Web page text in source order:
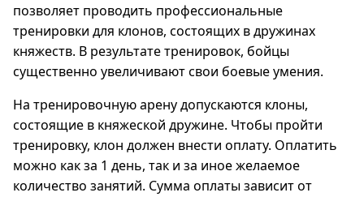
позволяет проводить профессиональные
тренировки для клонов, состоящих в дружинах
княжеств. В результате тренировок, бойцы
существенно увеличивают свои боевые умения.
На тренировочную арену допускаются клоны,
состоящие в княжеской дружине. Чтобы пройти
тренировку, клон должен внести оплату. Оплатить
можно как за 1 день, так и за иное желаемое
количество занятий. Сумма оплаты зависит от